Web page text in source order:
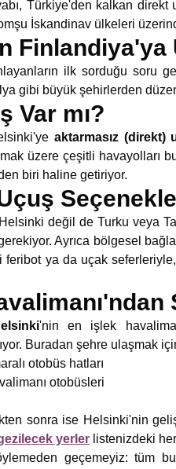
Türkiye'den kalkan
İskandinav ülkeleri
Finlandiya'ya
ilk sorduğu soru
gibi büyük şehirlerden
Var mı?
aktarmasız (direkt)
üzere çeşitli havayolları
biri haline getiriyor.
değil de Turku veya
Ayrıca bölgesel
feribot ya da uçak seferleriyle,
'nin en işlek
Buradan şehre ulaşmak
otobüs hatları
otobüsleri
sonra ise Helsinki'nin
yerler listenizdeki
geçemeyiz: tüm